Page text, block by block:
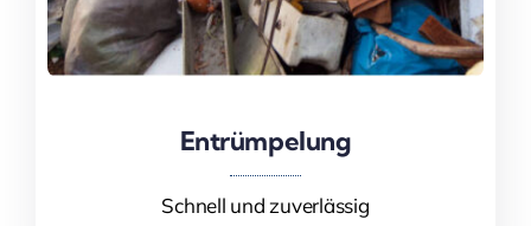
Entrümpelung
Schnell und zuverlässig
Entrümpelung
Mehr Informationen